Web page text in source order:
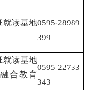
就读基地0595-28989
399
就读基地
合教育
0595-22733
343